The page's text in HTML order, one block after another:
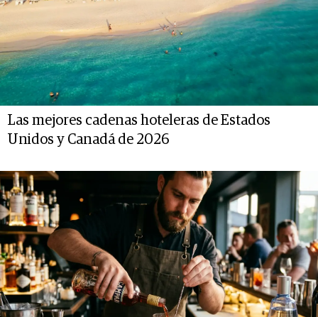
Las mejores cadenas hoteleras de Estados
Unidos y Canadá de 2026